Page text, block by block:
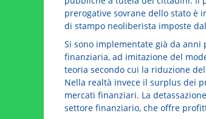
prerogative sovrane dello stato è
di stampo neoliberista imposte
Si sono implementate già da
finanziaria, ad imitazione del
teoria secondo cui la riduzione
Nella realtà invece il surplus dei
mercati finanziari. La
settore finanziario, che offre